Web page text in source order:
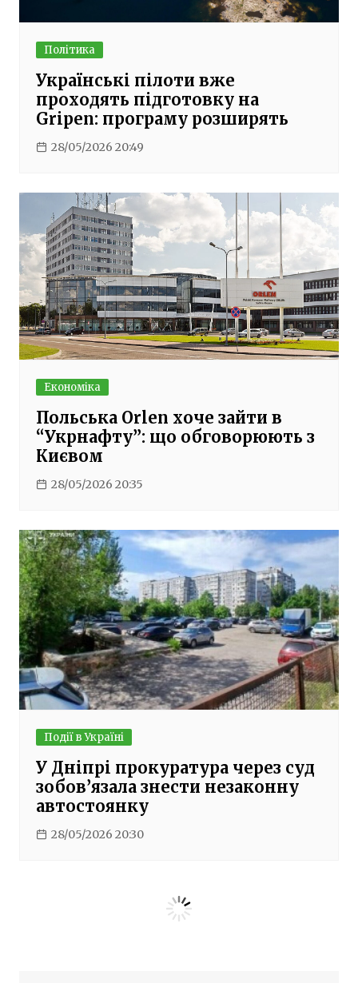
Політика
Українські пілоти вже
проходять підготовку на
Gripen: програму розширять
28/05/2026 20:49
Економіка
Польська Orlen хоче зайти в
“Укрнафту”: що обговорюють з
Києвом
28/05/2026 20:35
Події в Україні
У Дніпрі прокуратура через суд
зобов’язала знести незаконну
автостоянку
28/05/2026 20:30